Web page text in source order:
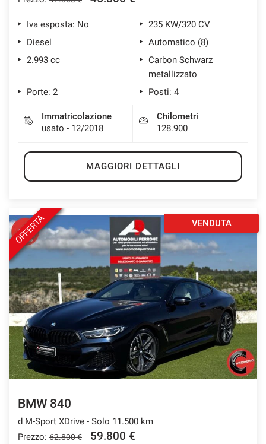
Iva esposta: No
235 KW/320 CV
Diesel
Automatico (8)
2.993 cc
Carbon Schwarz
metallizzato
Porte: 2
Posti: 4
Immatricolazione
usato - 12/2018
Chilometri
128.900
MAGGIORI DETTAGLI
OFFERTA VENDUTA
BMW 840
d M-Sport XDrive - Solo 11.500 km
Prezzo: 62.800 € 59.800 €